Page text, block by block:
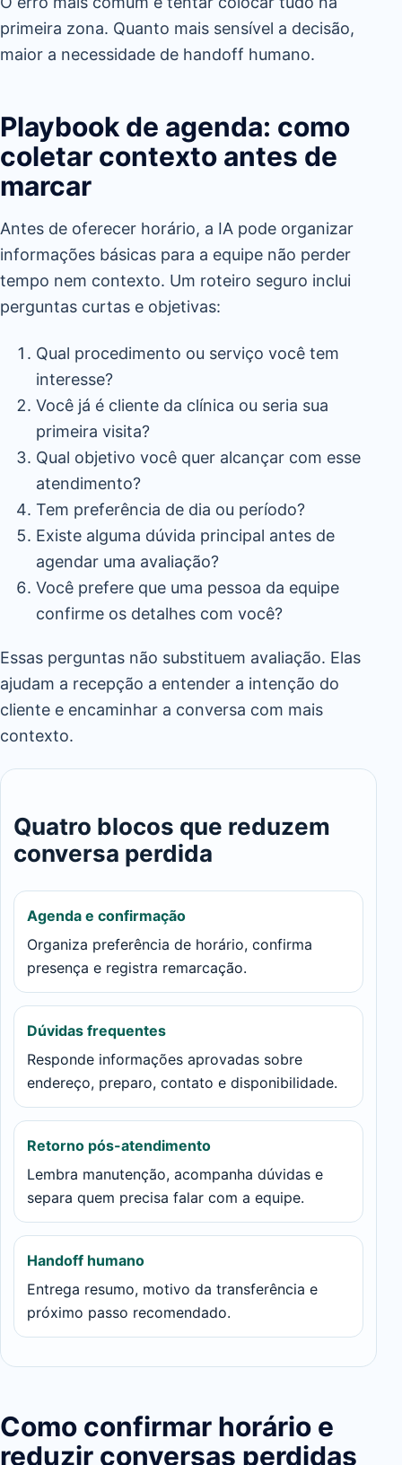
primeira zona. Quanto mais sensível a decisão,
maior a necessidade de handoff humano.
Playbook de agenda: como
coletar contexto antes de
marcar
Antes de oferecer horário, a IA pode organizar
informações básicas para a equipe não perder
tempo nem contexto. Um roteiro seguro inclui
perguntas curtas e objetivas:
Qual procedimento ou serviço você tem
interesse?
Você já é cliente da clínica ou seria sua
primeira visita?
Qual objetivo você quer alcançar com esse
atendimento?
Tem preferência de dia ou período?
Existe alguma dúvida principal antes de
agendar uma avaliação?
Você prefere que uma pessoa da equipe
confirme os detalhes com você?
Essas perguntas não substituem avaliação. Elas
ajudam a recepção a entender a intenção do
cliente e encaminhar a conversa com mais
contexto.
Quatro blocos que reduzem
conversa perdida
Agenda e confirmação
Organiza preferência de horário, confirma
presença e registra remarcação.
Dúvidas frequentes
Responde informações aprovadas sobre
endereço, preparo, contato e disponibilidade.
Retorno pós-atendimento
Lembra manutenção, acompanha dúvidas e
separa quem precisa falar com a equipe.
Handoff humano
Entrega resumo, motivo da transferência e
próximo passo recomendado.
Como confirmar horário e
reduzir conversas perdidas